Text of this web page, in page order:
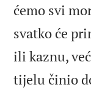
ćemo svi
svatko će
ili kaznu,
tijelu činio